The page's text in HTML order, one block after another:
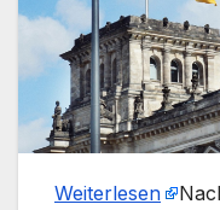
Weiterlesen